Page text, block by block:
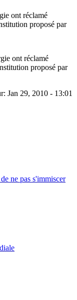
ont réclamé
proposé par
ont réclamé
proposé par
Jan 29, 2010 - 13:01
ne pas s'immiscer